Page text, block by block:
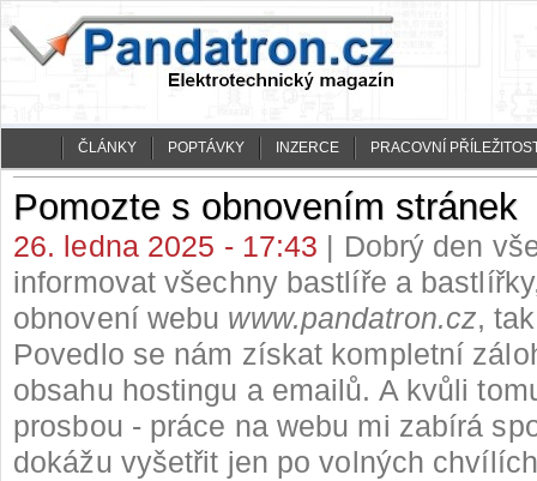
ČLÁNKY POPTÁVKY INZERCE PRACOVNÍ
Pomozte s obnovením stránek
26. ledna 2025 - 17:43 | Dobrý den
informovat všechny bastlíře a
obnovení webu www.pandatron.cz,
Povedlo se nám získat kompletní
obsahu hostingu a emailů. A kvůli
prosbou - práce na webu mi zabírá
dokážu vyšetřit jen po volných